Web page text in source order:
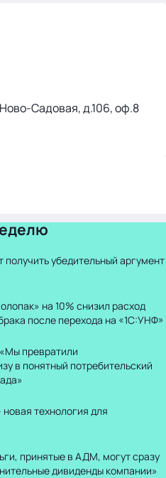
Садовая, д.106, оф.8
получить убедительный аргумент
на 10% снизил расход
после перехода на «1С:УНФ»
превратили
в понятный потребительский
технология для
принятые в АДМ, могут сразу
дивиденды компании»